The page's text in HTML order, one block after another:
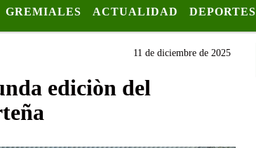
GREMIALES ACTUALIDAD DEPORTES
11 de diciembre de 2025
ediciòn del